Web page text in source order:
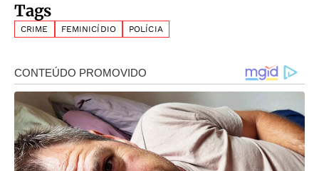
Tags
CRIME FEMINICÍDIO POLÍCIA